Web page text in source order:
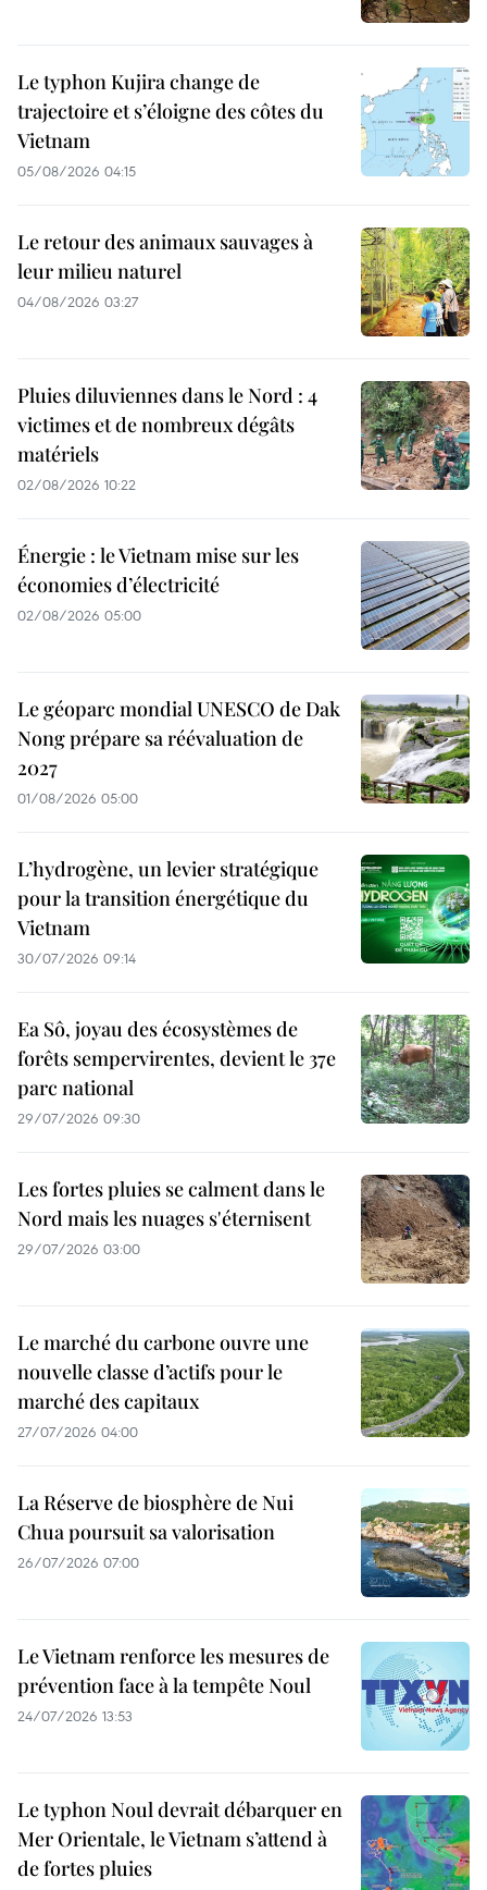
Le typhon Kujira change de
trajectoire et s’éloigne des côtes du
Vietnam
05/08/2026 04:15
Le retour des animaux sauvages à
leur milieu naturel
04/08/2026 03:27
Pluies diluviennes dans le Nord : 4
victimes et de nombreux dégâts
matériels
02/08/2026 10:22
Énergie : le Vietnam mise sur les
économies d’électricité
02/08/2026 05:00
Le géoparc mondial UNESCO de Dak
Nong prépare sa réévaluation de
2027
01/08/2026 05:00
L’hydrogène, un levier stratégique
pour la transition énergétique du
Vietnam
30/07/2026 09:14
Ea Sô, joyau des écosystèmes de
forêts sempervirentes, devient le 37e
parc national
29/07/2026 09:30
Les fortes pluies se calment dans le
Nord mais les nuages s'éternisent
29/07/2026 03:00
Le marché du carbone ouvre une
nouvelle classe d’actifs pour le
marché des capitaux
27/07/2026 04:00
La Réserve de biosphère de Nui
Chua poursuit sa valorisation
26/07/2026 07:00
Le Vietnam renforce les mesures de
prévention face à la tempête Noul
24/07/2026 13:53
Le typhon Noul devrait débarquer en
Mer Orientale, le Vietnam s’attend à
de fortes pluies